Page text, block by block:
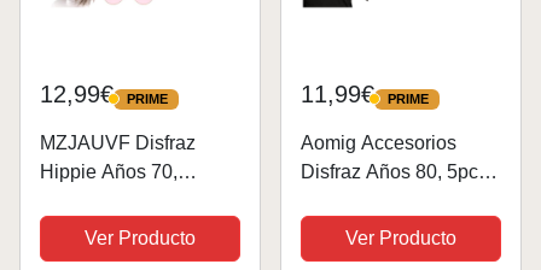
12,99€ PRIME
PRIME
MZJAUVF Disfraz
Hippie Años 70,
Disfraz Rockero
Hombre, Accesorios
Ver Producto
11,99€ PRIME
PRIME
Aomig Accesorios
Disfraz Años 80, 5pcs
Hippies con Pelucas,
Gafas de Sol, Bandana
Ver Producto